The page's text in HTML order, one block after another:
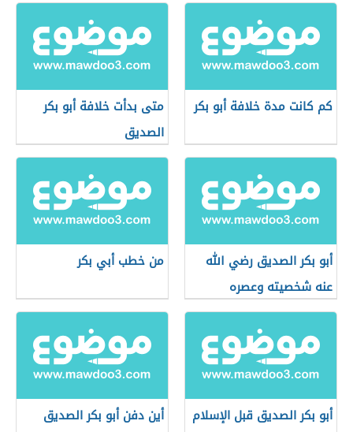
كم كانت مدة خلافة أبو بكر
متى بدأت خلافة أبو بكر
الصديق
أبو بكر الصديق رضي الله
عنه شخصيته وعصره
من خطب أبي بكر
أبو بكر الصديق قبل الإسلام أين دفن أبو بكر الصديق